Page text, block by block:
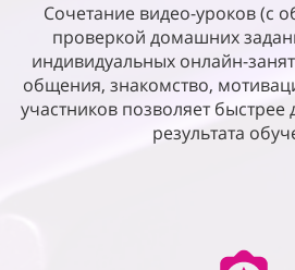
Сочетание видео-уроков (с
проверкой домашних
индивидуальных онлайн-
общения, знакомство,
участников позволяет
результата